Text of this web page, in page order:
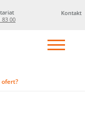
Kontakt
83 00
ofert?